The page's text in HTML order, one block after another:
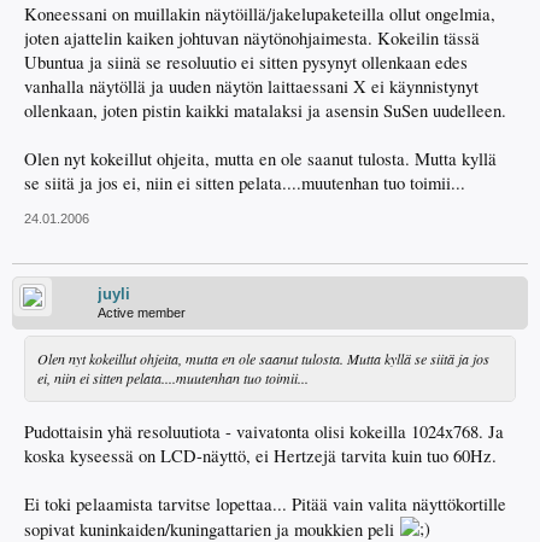
Koneessani on muillakin näytöillä/jakelupaketeilla ollut ongelmia,
joten ajattelin kaiken johtuvan näytönohjaimesta. Kokeilin tässä
Ubuntua ja siinä se resoluutio ei sitten pysynyt ollenkaan edes
vanhalla näytöllä ja uuden näytön laittaessani X ei käynnistynyt
ollenkaan, joten pistin kaikki matalaksi ja asensin SuSen uudelleen.
Olen nyt kokeillut ohjeita, mutta en ole saanut tulosta. Mutta kyllä
se siitä ja jos ei, niin ei sitten pelata....muutenhan tuo toimii...
24.01.2006
juyli
Active member
Olen nyt kokeillut ohjeita, mutta en ole saanut tulosta. Mutta kyllä se siitä ja jos
ei, niin ei sitten pelata....muutenhan tuo toimii...
Pudottaisin yhä resoluutiota - vaivatonta olisi kokeilla 1024x768. Ja
koska kyseessä on LCD-näyttö, ei Hertzejä tarvita kuin tuo 60Hz.
Ei toki pelaamista tarvitse lopettaa... Pitää vain valita näyttökortille
sopivat kuninkaiden/kuningattarien ja moukkien peli